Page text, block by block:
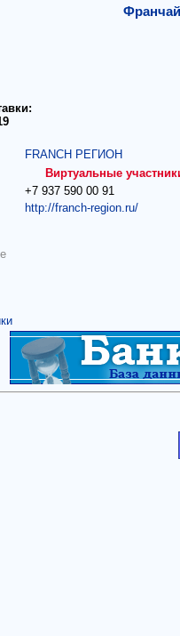
FRANCH РЕГИОН
Виртуальные
+7 937 590 00 91
http://franch-region.ru/